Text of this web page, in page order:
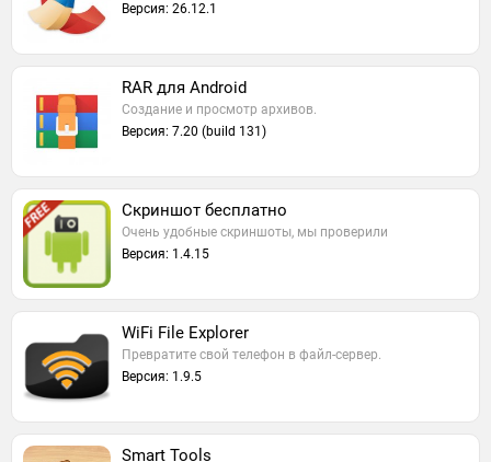
Версия: 26.12.1
RAR для Android
Создание и просмотр архивов.
Версия: 7.20 (build 131)
Скриншот бесплатно
Очень удобные скриншоты, мы проверили
Версия: 1.4.15
WiFi File Explorer
Превратите свой телефон в файл-сервер.
Версия: 1.9.5
Smart Tools